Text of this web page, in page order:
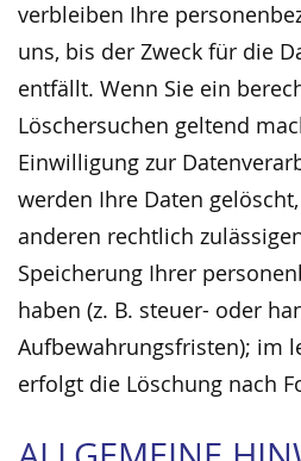
verbleiben Ihre
uns, bis der Zweck für die
entfällt. Wenn Sie ein
Löschersuchen geltend
Einwilligung zur
werden Ihre Daten
anderen rechtlich
Speicherung Ihrer
haben (z. B. steuer- oder
Aufbewahrungsfristen); im
erfolgt die Löschung nach